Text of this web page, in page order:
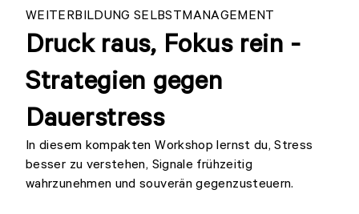
WEITERBILDUNG SELBSTMANAGEMENT
Druck raus, Fokus rein -
Strategien gegen
Dauerstress
In diesem kompakten Workshop lernst du, Stress
besser zu verstehen, Signale frühzeitig
wahrzunehmen und souverän gegenzusteuern.